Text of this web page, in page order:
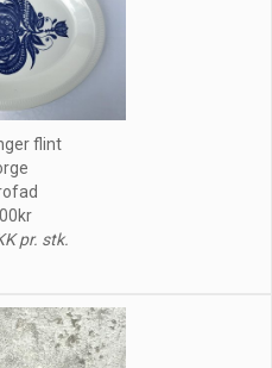
flint
pr. stk.